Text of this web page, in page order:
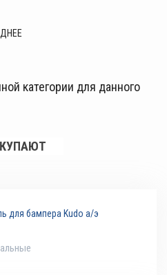
категории для данного
для бампера Kudo а/э